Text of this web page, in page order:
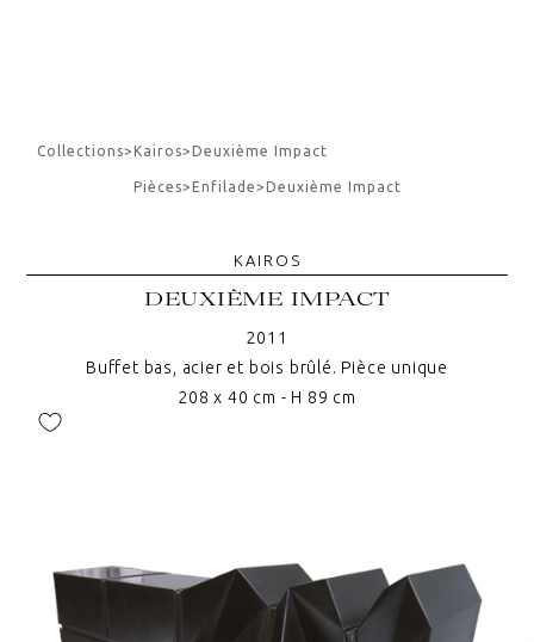
Collections>Kairos>Deuxième Impact
Pièces>Enfilade>Deuxième Impact
KAIROS
DEUXIÈME IMPACT
2011
Buffet bas, acier et bois brûlé. Pièce unique
208 x 40 cm - H 89 cm